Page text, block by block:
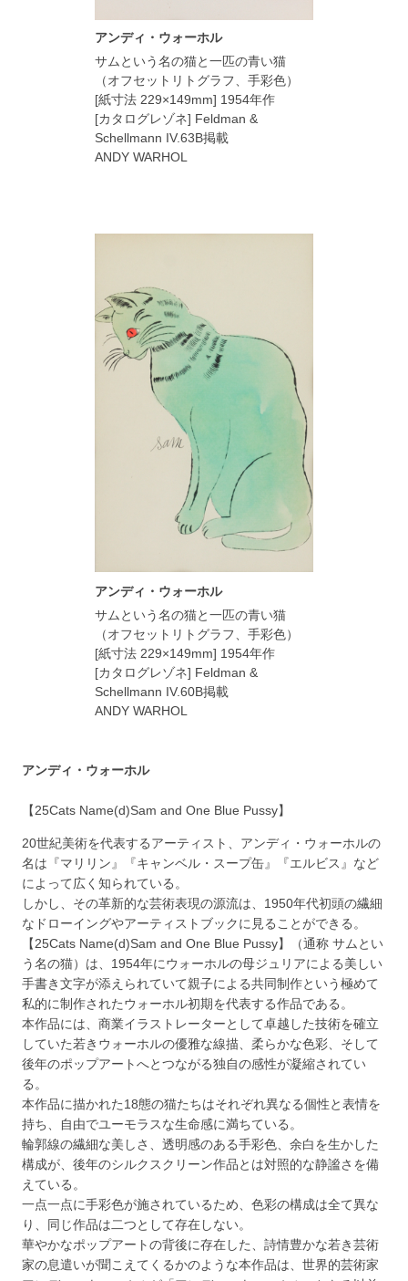
アンディ・ウォーホル
サムという名の猫と一匹の青い猫
（オフセットリトグラフ、手彩色）
[紙寸法 229×149mm] 1954年作
[カタログレゾネ] Feldman &
Schellmann IV.63B掲載
ANDY WARHOL
アンディ・ウォーホル
サムという名の猫と一匹の青い猫
（オフセットリトグラフ、手彩色）
[紙寸法 229×149mm] 1954年作
[カタログレゾネ] Feldman &
Schellmann IV.60B掲載
ANDY WARHOL
アンディ・ウォーホル
【25Cats Name(d)Sam and One Blue Pussy】
20世紀美術を代表するアーティスト、アンディ・ウォーホルの
名は『マリリン』『キャンベル・スープ缶』『エルビス』など
によって広く知られている。
しかし、その革新的な芸術表現の源流は、1950年代初頭の繊細
なドローイングやアーティストブックに見ることができる。
【25Cats Name(d)Sam and One Blue Pussy】（通称 サムとい
う名の猫）は、1954年にウォーホルの母ジュリアによる美しい
手書き文字が添えられていて親子による共同制作という極めて
私的に制作されたウォーホル初期を代表する作品である。
本作品には、商業イラストレーターとして卓越した技術を確立
していた若きウォーホルの優雅な線描、柔らかな色彩、そして
後年のポップアートへとつながる独自の感性が凝縮されてい
る。
本作品に描かれた18態の猫たちはそれぞれ異なる個性と表情を
持ち、自由でユーモラスな生命感に満ちている。
輪郭線の繊細な美しさ、透明感のある手彩色、余白を生かした
構成が、後年のシルクスクリーン作品とは対照的な静謐さを備
えている。
一点一点に手彩色が施されているため、色彩の構成は全て異な
り、同じ作品は二つとして存在しない。
華やかなポップアートの背後に存在した、詩情豊かな若き芸術
家の息遣いが聞こえてくるかのような本作品は、世界的芸術家